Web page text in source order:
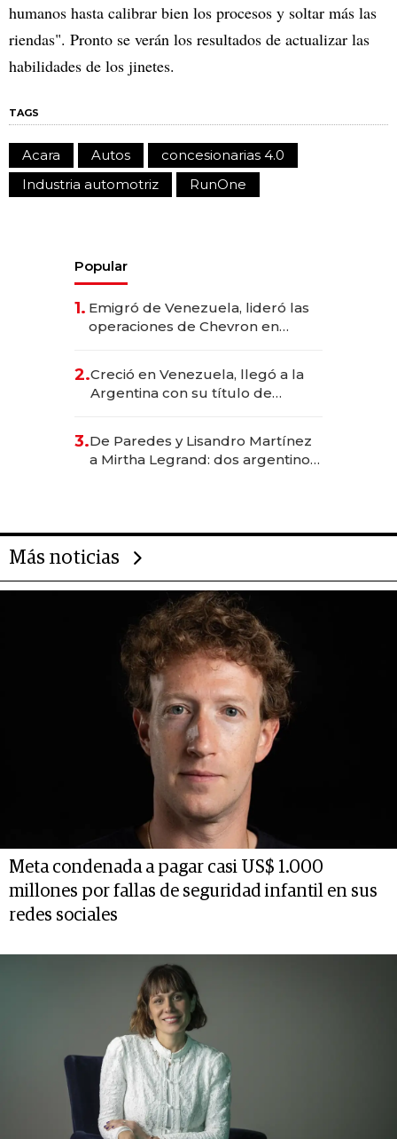
humanos hasta calibrar bien los procesos y soltar más las
riendas". Pronto se verán los resultados de actualizar las
habilidades de los jinetes.
TAGS
Acara Autos
concesionarias 4.0
Industria automotriz
RunOne
Popular
1. Emigró de Venezuela, lideró las
operaciones de Chevron en
2.Creció en Venezuela, llegó a la
Argentina con su título de
las marcas "fast premium"
3.De Paredes y Lisandro Martínez
a Mirtha Legrand: dos argentinos
Más noticias
Meta condenada a pagar casi US$ 1.000
millones por fallas de seguridad infantil en sus
redes sociales